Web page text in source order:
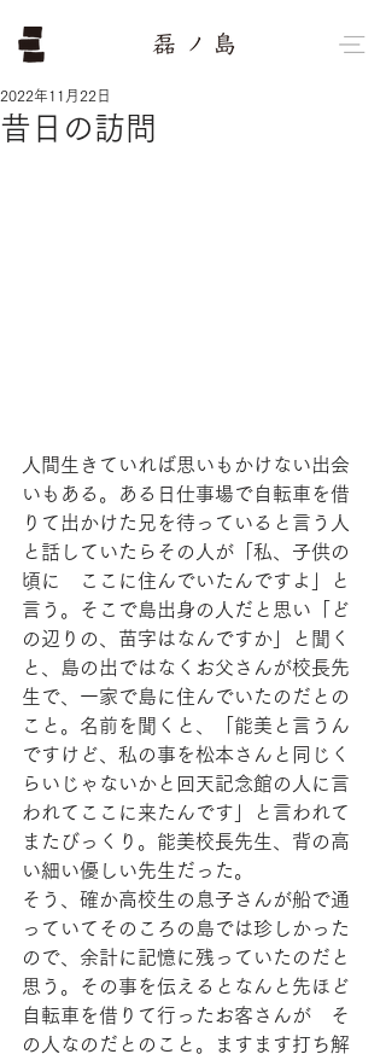
昔日の訪問
2022年11月22日
人間生きていれば思いもかけない出会
いもある。ある日仕事場で自転車を借
りて出かけた兄を待っていると言う人
と話していたらその人が「私、子供の
頃に　ここに住んでいたんですよ」と
言う。そこで島出身の人だと思い「ど
の辺りの、苗字はなんですか」と聞く
と、島の出ではなくお父さんが校長先
生で、一家で島に住んでいたのだとの
こと。名前を聞くと、「能美と言うん
ですけど、私の事を松本さんと同じく
らいじゃないかと回天記念館の人に言
われてここに来たんです」と言われて
またびっくり。能美校長先生、背の高
い細い優しい先生だった。
そう、確か高校生の息子さんが船で通
っていてそのころの島では珍しかった
ので、余計に記憶に残っていたのだと
思う。その事を伝えるとなんと先ほど
自転車を借りて行ったお客さんが　そ
の人なのだとのこと。ますます打ち解